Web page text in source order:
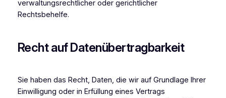
verwaltungsrechtlicher oder gerichtlicher
Rechtsbehelfe.
Recht auf Daten­übertrag­barkeit
Sie haben das Recht, Daten, die wir auf Grundlage Ihrer
Einwilligung oder in Erfüllung eines Vertrags